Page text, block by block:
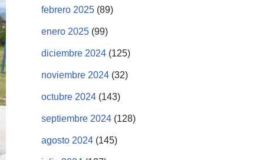
febrero 2025 (89)
enero 2025 (99)
diciembre 2024 (125)
noviembre 2024 (32)
octubre 2024 (143)
septiembre 2024 (128)
agosto 2024 (145)